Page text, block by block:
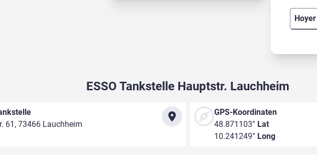
ESSO Tankstelle Hauptstr. Lauchheim
61, 73466 Lauchheim
GPS-Koordinaten
48.871103° Lat
10.241249° Long